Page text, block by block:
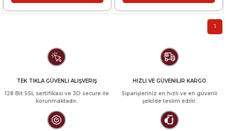
1
TEK TIKLA GÜVENLİ ALIŞVERİŞ
128 Bit SSL sertifikası ve 3D secure ile
korunmaktadır.
HIZLI VE GÜVENİLİR KARGO
Siparişleriniz en hızlı ve en güvenli
şekilde teslim edilir.